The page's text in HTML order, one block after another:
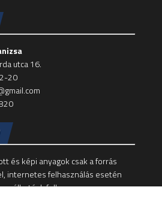
utca 16.
20
és képi anyagok csak a forrás
internetes felhasználás esetén
fel!